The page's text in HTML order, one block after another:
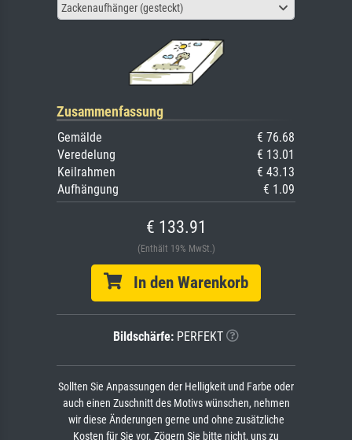
Zackenaufhänger (gesteckt)
Zusammenfassung
Gemälde
€ 76.68
Veredelung
€ 13.01
Keilrahmen
€ 43.13
Aufhängung
€ 1.09
€ 133.91
(Enthält 19% MwSt.)
In den Warenkorb
Bildschärfe: PERFEKT
Sollten Sie Anpassungen der Helligkeit und Farbe oder
auch einen Zuschnitt des Motivs wünschen, nehmen
wir diese Änderungen gerne und ohne zusätzliche
Kosten für Sie vor. Zögern Sie bitte nicht, uns zu